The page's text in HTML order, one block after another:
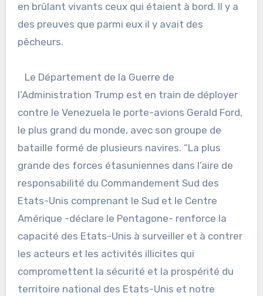
en brûlant vivants ceux qui étaient à bord. Il y a
des preuves que parmi eux il y avait des
pêcheurs.
Le Département de la Guerre de
l’Administration Trump est en train de déployer
contre le Venezuela le porte-avions Gerald Ford,
le plus grand du monde, avec son groupe de
bataille formé de plusieurs navires. “La plus
grande des forces étasuniennes dans l’aire de
responsabilité du Commandement Sud des
Etats-Unis comprenant le Sud et le Centre
Amérique -déclare le Pentagone- renforce la
capacité des Etats-Unis à surveiller et à contrer
les acteurs et les activités illicites qui
compromettent la sécurité et la prospérité du
territoire national des Etats-Unis et notre